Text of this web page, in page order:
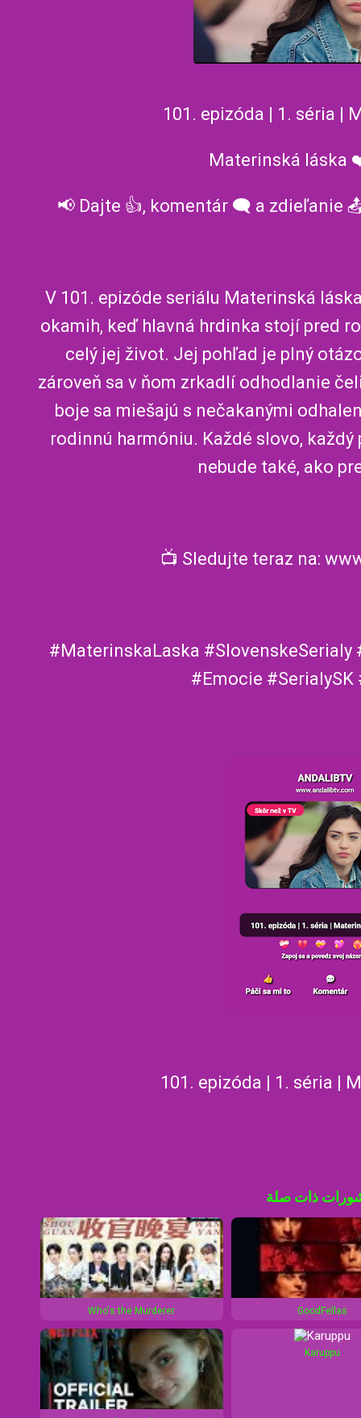
101. epizóda | 1. séria |
Materinská láska
📢 Dajte 👍, komentár 🗨️ a zdieľanie
V 101. epizóde seriálu Materinská
okamih, keď hlavná hrdinka stojí pred
celý jej život. Jej pohľad je plný
zároveň sa v ňom zrkadlí odhodlanie
boje sa miešajú s nečakanými
rodinnú harmóniu. Každé slovo,
nebude také, ako
📺 Sledujte teraz na:
#MaterinskaLaska #SlovenskeSerialy
#Emocie
101. epizóda | 1. séria |
ذات صلة
Who's the Murderer GoodFellas
Karuppu